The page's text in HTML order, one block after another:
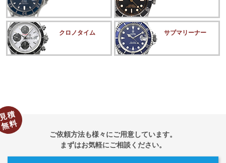
クロノタイム サブマリーナー
ご依頼方法も様々にご用意しています。
まずはお気軽にご相談ください。
積
無料